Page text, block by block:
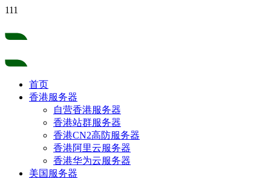
111
首页
香港服务器
自营香港服务器
香港站群服务器
香港CN2高防服务器
香港阿里云服务器
香港华为云服务器
美国服务器